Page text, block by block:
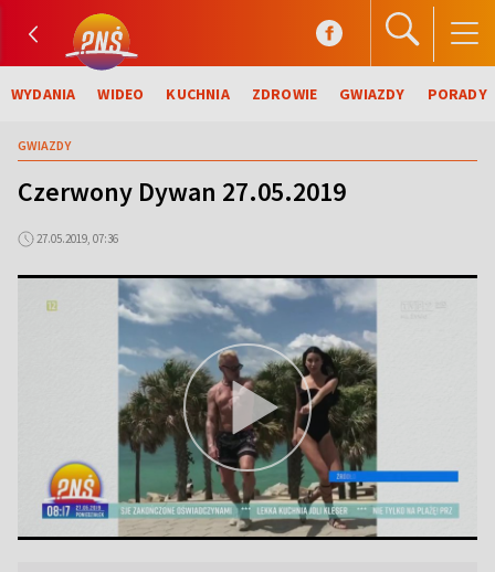
WYDANIA WIDEO KUCHNIA ZDROWIE GWIAZDY PORADY
GWIAZDY
Czerwony Dywan 27.05.2019
27.05.2019, 07:36